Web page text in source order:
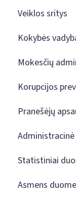
Veiklos sritys
Kokybės
Mokesčių
Korupcijos
Pranešėjų
Statistiniai
Asmens